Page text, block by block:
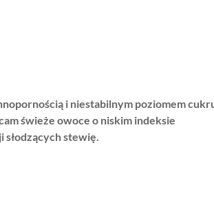
i niestabilnym poziomem
świeże owoce o niskim indeksie
stewię.